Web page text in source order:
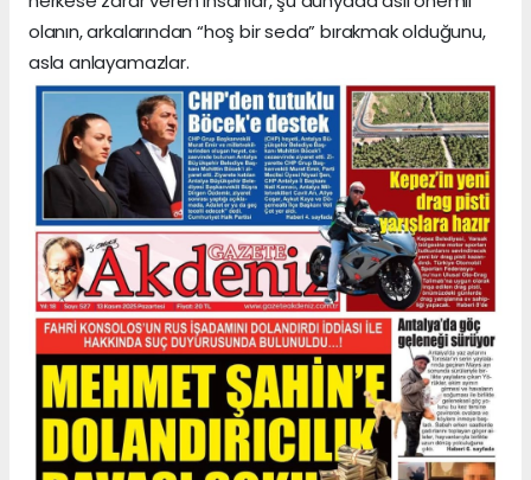
olanın, arkalarından “hoş bir seda” bırakmak olduğunu,
asla anlayamazlar.